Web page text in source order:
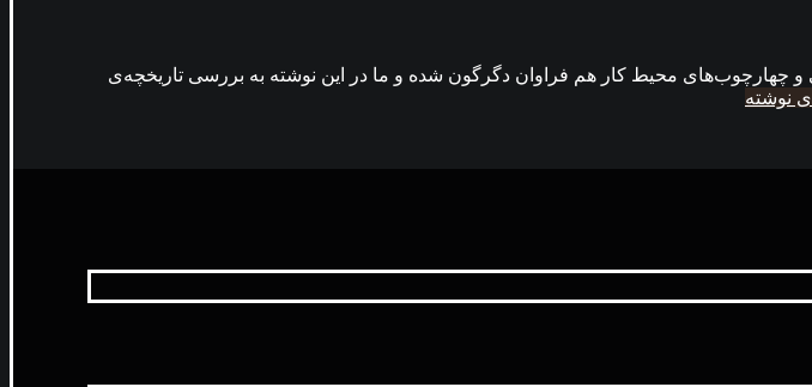
فراوانی داشته، طراحی و چهارچوب‌های محیط کار هم فراوان دگرگون شده و ما در این نوشته به بررسی تاریخچه‌ی
نوشته